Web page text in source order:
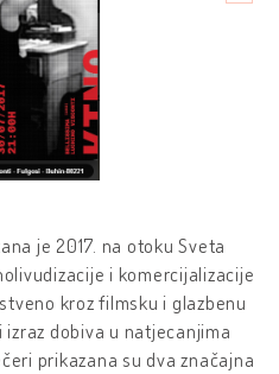
je 2017. na otoku Sveta
i komercijalizacije
kroz filmsku i glazbenu
dobiva u natjecanjima
prikazana su dva značajna